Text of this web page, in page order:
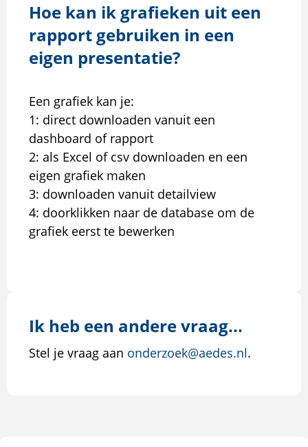
Hoe kan ik grafieken uit een
rapport gebruiken in een
eigen presentatie?
Een grafiek kan je:
1: direct downloaden vanuit een
dashboard of rapport
2: als Excel of csv downloaden en een
eigen grafiek maken
3: downloaden vanuit detailview
4: doorklikken naar de database om de
grafiek eerst te bewerken
Ik heb een andere vraag...
Stel je vraag aan onderzoek@aedes.nl.